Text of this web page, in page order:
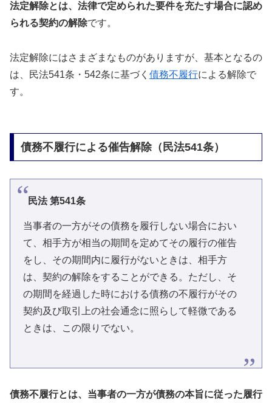
法定解除とは、法律で定められた要件を充たす場合に認め
られる契約の解除です。
法定解除にはさまざまなものがありますが、基本となるの
は、民法541条・542条に基づく 債務不履行による解除で
す。
債務不履行による催告解除（民法541条）
民法 第541条
当事者の一方がその債務を履行しない場合におい
て、相手方が相当の期間を定めてその履行の催告
をし、その期間内に履行がないときは、相手方
は、契約の解除をすることができる。ただし、そ
の期間を経過した時における債務の不履行がその
契約及び取引上の社会通念に照らして軽微である
ときは、この限りでない。
債務不履行とは、当事者の一方が債務の本旨に従った履行